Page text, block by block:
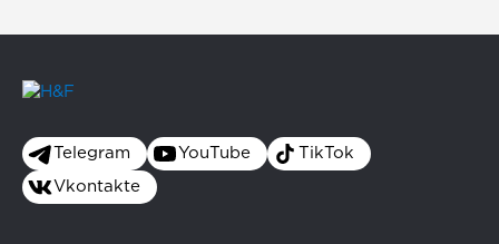
Telegram YouTube TikTok
Vkontakte